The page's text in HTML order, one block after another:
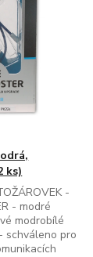
ks)
-
- modré
modrobílé
schváleno pro